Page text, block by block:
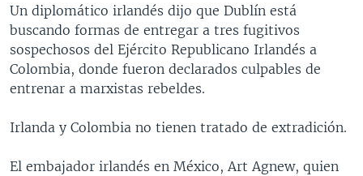
principal
Salte
búsqueda
VOA VERIFICA AMÉRICA LATINA
BOLIVIA
COLOMBIA
CHILE
ECUADOR
VENEZUELA
CENTROAMÉRICA
COSTA RICA
EL SALVADOR
HONDURAS
NICARAGUA
OTRAS SECCIONES
INMIGRACIÓN
MUNDO
ECONOMÍA
ESPECIALES DE LA VOA
UCRANIA
MULTIMEDIA
Un diplomático irlandés dijo que Dublín está
buscando formas de entregar a tres fugitivos
sospechosos del Ejército Republicano Irlandés a
Colombia, donde fueron declarados culpables de
entrenar a marxistas rebeldes.
Irlanda y Colombia no tienen tratado de extradición.
El embajador irlandés en México, Art Agnew, quien